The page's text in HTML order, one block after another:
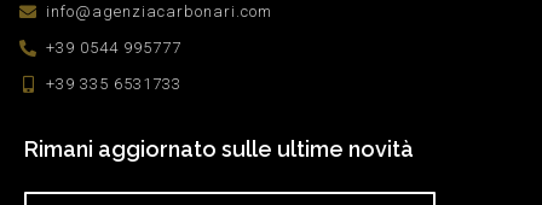
info@agenziacarbonari.com
+39 0544 995777
+39 335 6531733
Rimani aggiornato sulle ultime novità